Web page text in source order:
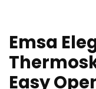
Emsa
Easy